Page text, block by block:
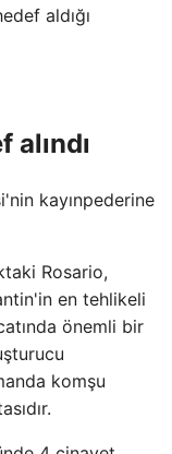
aldığı
kayınpederine
Rosario,
en tehlikeli
önemli bir
komşu